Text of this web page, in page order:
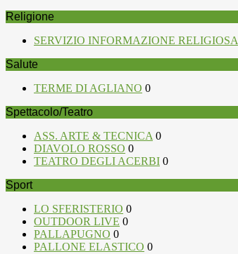
Religione
SERVIZIO INFORMAZIONE RELIGIOSA
Salute
TERME DI AGLIANO 0
Spettacolo/Teatro
ASS. ARTE & TECNICA 0
DIAVOLO ROSSO 0
TEATRO DEGLI ACERBI 0
Sport
LO SFERISTERIO 0
OUTDOOR LIVE 0
PALLAPUGNO 0
PALLONE ELASTICO 0